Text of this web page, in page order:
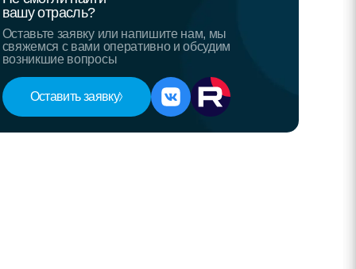
вашу отрасль?
Оставьте заявку или напишите нам, мы
свяжемся с вами оперативно и обсудим
возникшие вопросы
Оставить заявку